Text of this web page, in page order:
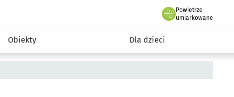
i rekreacja
Powietrze
we Wrocławiu
umiarkowane
Obiekty Dla dzieci